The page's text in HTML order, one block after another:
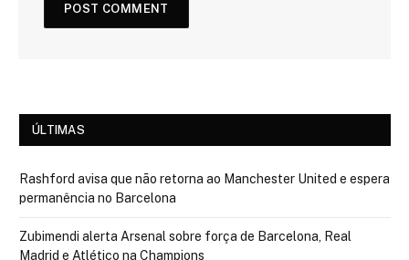
ÚLTIMAS
Rashford avisa que não retorna ao Manchester United e espera
permanência no Barcelona
Zubimendi alerta Arsenal sobre força de Barcelona, Real
Madrid e Atlético na Champions